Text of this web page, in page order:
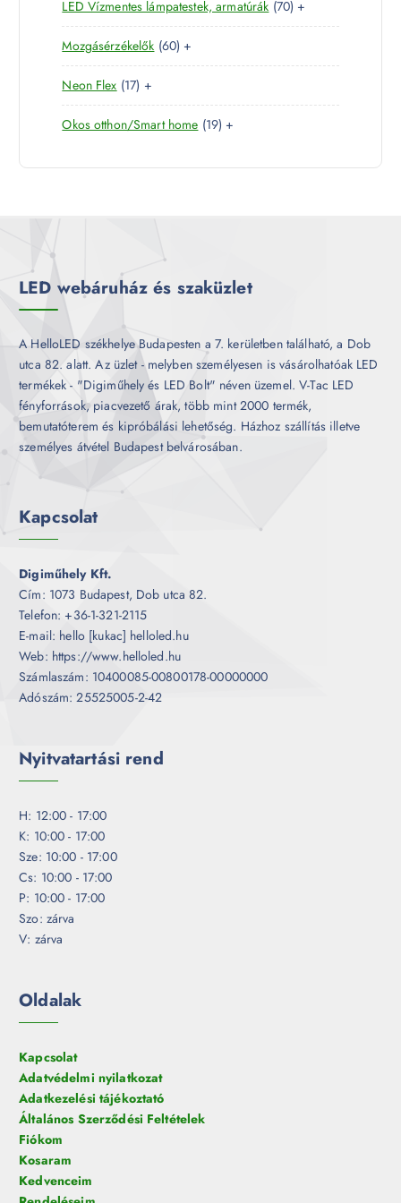
m
é
r
m
é
k
t
e
r
m
k
LED Vízmentes lámpatestek, armatúrák 707
0
e
m
+
Mozgásérzékelők 606
0
e
r
é
+
Neon Flex 171
7
t
r
+
Okos otthon/Smart home 191
t
+
LED webáruház és szaküzlet
A HelloLED székhelye Budapesten a 7. kerületben található, a Dob
utca 82. alatt. Az üzlet - melyben személyesen is vásárolhatóak LED
termékek - "Digiműhely és LED Bolt" néven üzemel. V-Tac LED
fényforrások, piacvezető árak, több mint 2000 termék,
bemutatóterem és kipróbálási lehetőség. Házhoz szállítás illetve
személyes átvétel Budapest belvárosában.
Kapcsolat
Digiműhely Kft.
Cím: 1073 Budapest, Dob utca 82.
Telefon: +36-1-321-2115
E-mail: hello [kukac] helloled.hu
Web: https://www.helloled.hu
Számlaszám: 10400085-00800178-00000000
Adószám: 25525005-2-42
Nyitvatartási rend
H: 12:00 - 17:00
K: 10:00 - 17:00
Sze: 10:00 - 17:00
Cs: 10:00 - 17:00
P: 10:00 - 17:00
Szo: zárva
V: zárva
Oldalak
Kapcsolat
Adatvédelmi nyilatkozat
Adatkezelési tájékoztató
Általános Szerződési Feltételek
Fiókom
Kosaram
Kedvenceim